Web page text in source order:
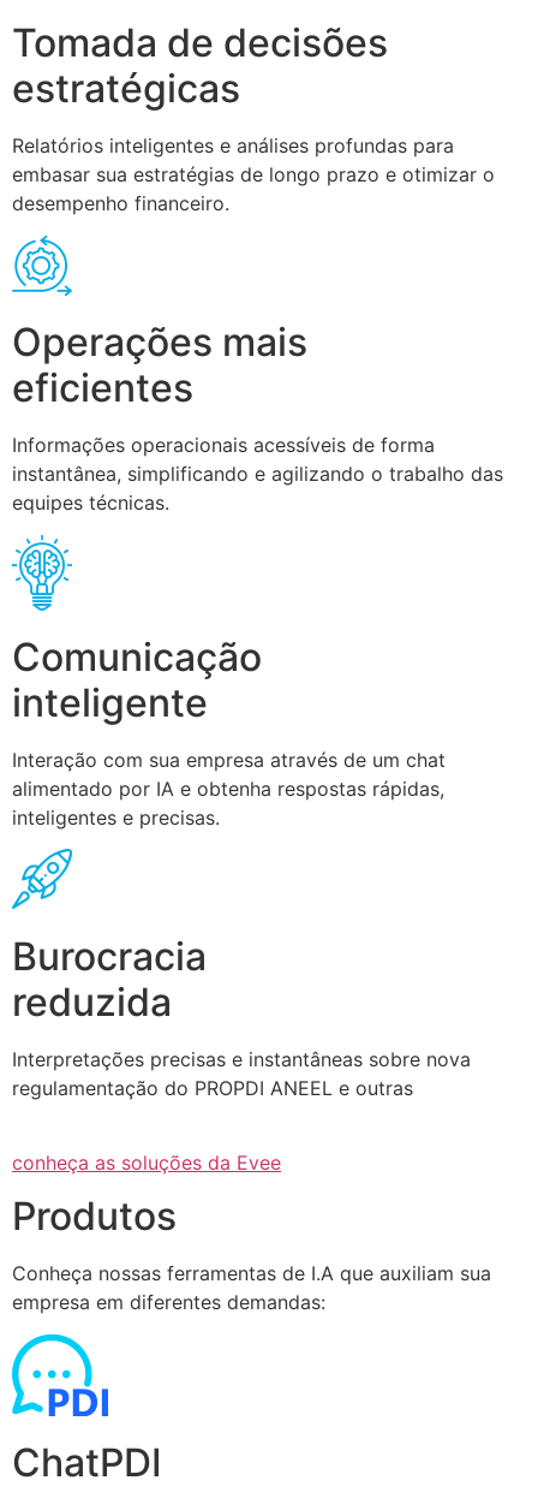
Tomada de decisões
estratégicas
Relatórios inteligentes e análises profundas para
embasar sua estratégias de longo prazo e otimizar o
desempenho financeiro.
Operações mais
eficientes
Informações operacionais acessíveis de forma
instantânea, simplificando e agilizando o trabalho das
equipes técnicas.
Comunicação
inteligente
Interação com sua empresa através de um chat
alimentado por IA e obtenha respostas rápidas,
inteligentes e precisas.
Burocracia
reduzida
Interpretações precisas e instantâneas sobre nova
regulamentação do PROPDI ANEEL e outras
conheça as soluções da Evee
Produtos
Conheça nossas ferramentas de I.A que auxiliam sua
empresa em diferentes demandas:
ChatPDI